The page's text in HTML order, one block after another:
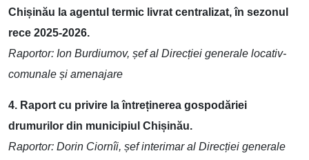
Chișinău la agentul termic livrat centralizat, în sezonul
rece 2025-2026.
Raportor: Ion Burdiumov, șef al Direcției generale locativ-
comunale și amenajare
4. Raport cu privire la întreținerea gospodăriei
drumurilor din municipiul Chișinău.
Raportor: Dorin Ciornîi, șef interimar al Direcției generale